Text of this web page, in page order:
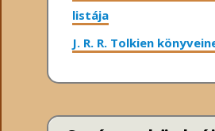
listája
J. R. R. Tolkien